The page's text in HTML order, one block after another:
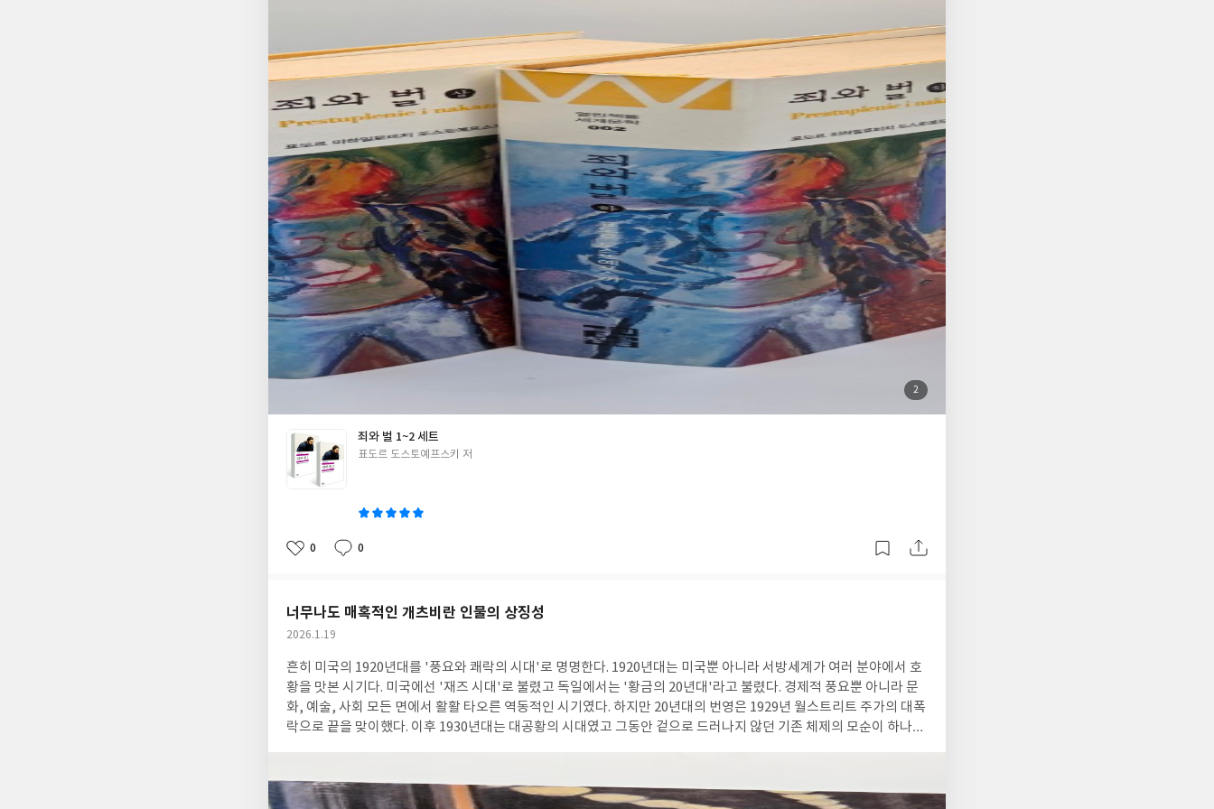
금은 다른 자리에서 이 작품을 바라보고 있음을 느낀다. 어쩌면 『죽은 왕녀를 위한 파반느』는 매번 같은 이야기를
들려주면서도, 읽는 이의 나이에 따라 다른 질문을 건네는 소설인지도 모르겠다. 그래서 나는 이 오래된 독후감을 고
쳐 쓰며 다시 한 번 스스로에게 묻는다. 나는 지금 무엇을 부끄러워하고, 무엇을 부러워하며, 무엇을 사랑하고 있는가.
http://blog.naver.com/gilsamo/
첨
부
사
2
죄와 벌 1~2 세트
글
표도르 도스토예프스키 저
좋
0
댓
0
작
너무나도 매혹적인 개츠비란 인물의 상징성
작
일
2026.1.19
흔히 미국의 1920년대를 '풍요와 쾌락의 시대'로 명명한다. 1920년대는 미국뿐 아니라 서방세계가 여러 분야에서 호
황을 맛본 시기다. 미국에선 '재즈 시대'로 불렸고 독일에서는 '황금의 20년대'라고 불렸다. 경제적 풍요뿐 아니라 문
화, 예술, 사회 모든 면에서 활활 타오른 역동적인 시기였다. 하지만 20년대의 번영은 1929년 월스트리트 주가의 대폭
락으로 끝을 맞이했다. 이후 1930년대는 대공황의 시대였고 그동안 겉으로 드러나지 않던 기존 체제의 모순이 하나둘
다. 대략적인 스토리는 이렇다. 뉴욕의 큰 섬 롱아일랜드에 닉의 대학 동창 톰 뷰캐넌이 살고 있다. 톰은 닉의 친척인 데